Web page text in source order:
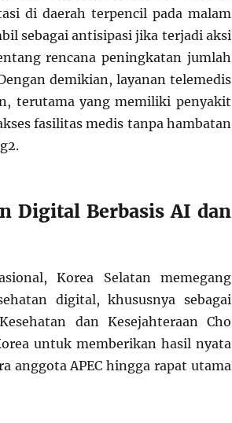
di daerah terpencil pada malam
sebagai antisipasi jika terjadi aksi
rencana peningkatan jumlah
demikian, layanan telemedis
terutama yang memiliki penyakit
fasilitas medis tanpa hambatan
2.
Digital Berbasis AI dan
Korea Selatan memegang
digital, khususnya sebagai
dan Kesejahteraan Cho
untuk memberikan hasil nyata
anggota APEC hingga rapat utama